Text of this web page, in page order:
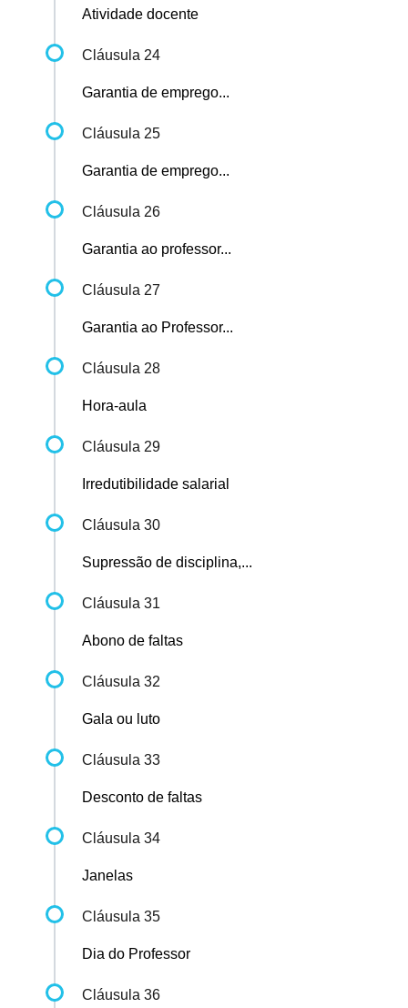
Atividade docente
Cláusula 24
Garantia de emprego...
Cláusula 25
Garantia de emprego...
Cláusula 26
Garantia ao professor...
Cláusula 27
Garantia ao Professor...
Cláusula 28
Hora-aula
Cláusula 29
Irredutibilidade salarial
Cláusula 30
Supressão de disciplina,...
Cláusula 31
Abono de faltas
Cláusula 32
Gala ou luto
Cláusula 33
Desconto de faltas
Cláusula 34
Janelas
Cláusula 35
Dia do Professor
Cláusula 36